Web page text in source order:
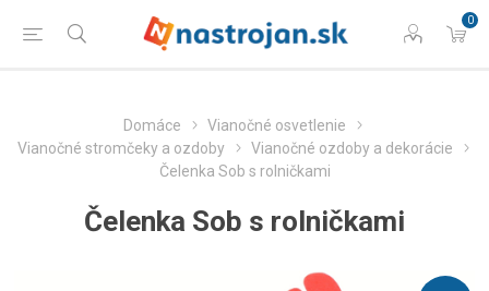
0
Domáce
Vianočné osvetlenie
Vianočné stromčeky a ozdoby
Vianočné ozdoby a dekorácie
Čelenka Sob s rolničkami
Čelenka Sob s rolničkami